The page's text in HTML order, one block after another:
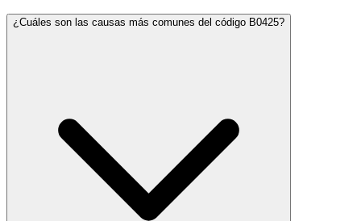
¿Cuáles son las causas más comunes del código B0425?